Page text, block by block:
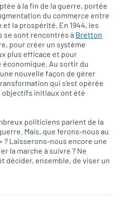
à la fin de la guerre, portée
du commerce entre
et la prospérité. En 1944, les
se sont rencontrés à Bretton
pour créer un système
plus efficace et pour
Au sortir du
nouvelle façon de gérer
qui s’est opérée
objectifs initiaux ont été
politiciens parlent de la
Mais, que ferons-nous au
? Laisserons-nous encore une
la marche à suivre ? Ne
décider, ensemble, de viser un